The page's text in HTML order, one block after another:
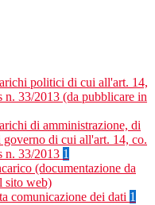
politici di cui all'art. 14,
n. 33/2013 (da pubblicare in
di amministrazione, di
governo di cui all'art. 14, co.
n. 33/2013 1
(documentazione da
sito web)
comunicazione dei dati 1